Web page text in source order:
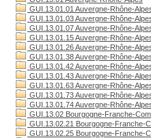
GUI.13.01.01 Auvergne-Rhône-
GUI.13.01.03 Auvergne-Rhône-
GUI.13.01.07 Auvergne-Rhône-
GUI.13.01.15 Auvergne-Rhône-
GUI.13.01.26 Auvergne-Rhône-
GUI.13.01.38 Auvergne-Rhône-
GUI.13.01.42 Auvergne-Rhône-
GUI.13.01.43 Auvergne-Rhône-
GUI.13.01.63 Auvergne-Rhône-
GUI.13.01.73 Auvergne-Rhône-
GUI.13.01.74 Auvergne-Rhône-
GUI.13.02 Bourgogne-Franche-
GUI.13.02.21 Bourgogne-Franche-
GUI.13.02.25 Bourgogne-Franche-